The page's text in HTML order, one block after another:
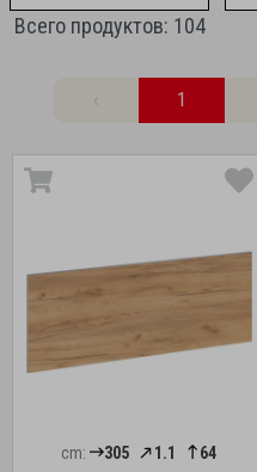
Всего продуктов: 104
‹ 1
cm: 305 1.1 64